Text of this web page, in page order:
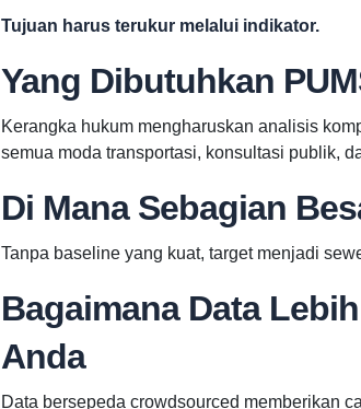
Tujuan harus terukur melalui indikator.
Yang Dibutuhkan
Kerangka hukum mengharuskan analisis
semua moda transportasi, konsultasi publik,
Di Mana Sebagian
Tanpa baseline yang kuat, target menjadi
Bagaimana Data
Anda
Data bersepeda crowdsourced memberikan